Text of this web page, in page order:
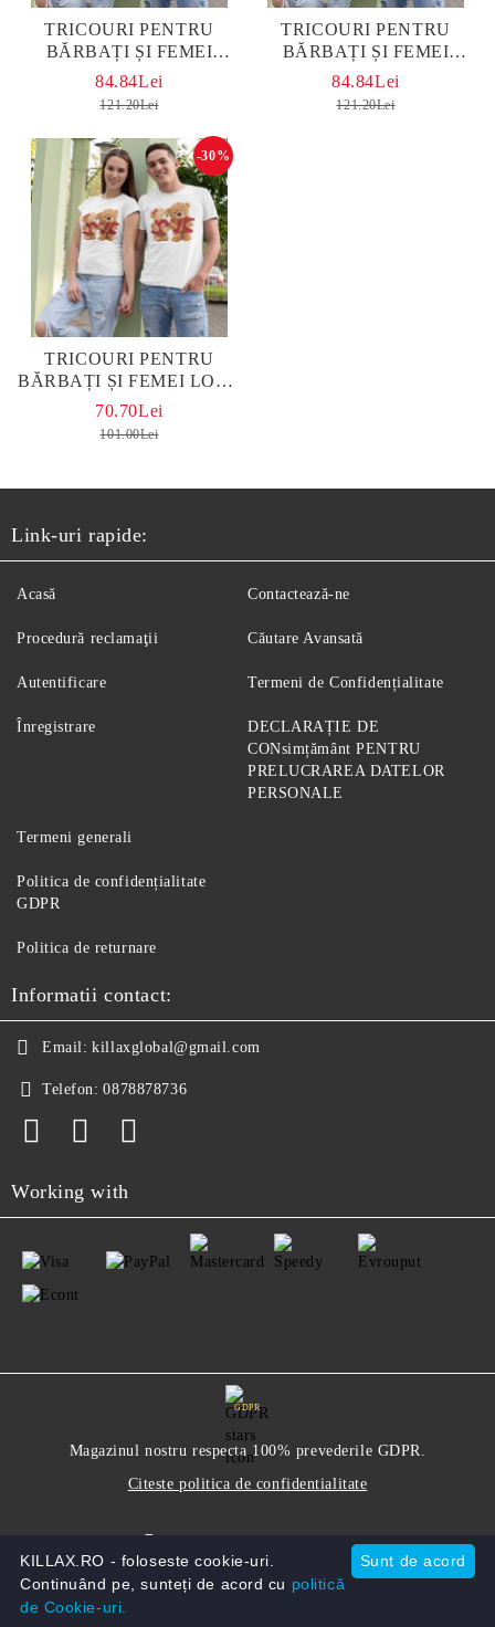
TRICOURI PENTRU
BĂRBAȚI ȘI FEMEI
MICKEY AND MINNIE
WHITE
84.84Lei
121.20Lei
TRICOURI PENTRU
BĂRBAȚI ȘI FEMEI
MICKEY AND MINNIE
BLACK
84.84Lei
121.20Lei
TRICOURI PENTRU
BĂRBAȚI ȘI FEMEI LOVE
WHITE
-30%
70.70Lei
101.00Lei
Link-uri rapide:
Acasă
Procedură reclamaţii
Autentificare
Înregistrare
Contactează-ne
Căutare Avansată
Termeni de Confidențialitate
DECLARAȚIE DE
CONsimțământ PENTRU
PRELUCRAREA DATELOR
PERSONALE
Termeni generali
Politica de confidențialitate
GDPR
Politica de returnare
Informatii contact:
Email: killaxglobal@gmail.com
Telefon: 0878878736
Working with
GDPR
Magazinul nostru respecta 100% prevederile GDPR.
Citeste politica de confidentialitate
Sunt de acord
KILLAX.RO - foloseste cookie-uri.
Continuând pe, sunteți de acord cu politică
de Cookie-uri.